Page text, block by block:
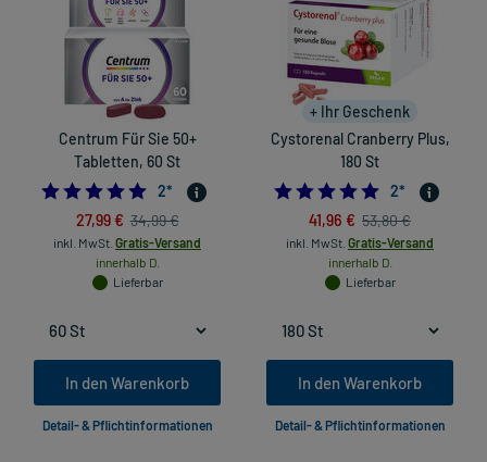
Centrum Für Sie 50+
Tabletten, 60 St
5.0
2*
27,99 € 34,99 €
inkl. MwSt. Gratis-Versand
innerhalb D.
Lieferbar
In den Warenkorb
Detail- & Pflichtinformationen
+ Ihr Geschenk
Cystorenal Cranberry Plus,
180 St
5.0
2*
41,96 € 53,80 €
inkl. MwSt. Gratis-Versand
innerhalb D.
Lieferbar
In den Warenkorb
Detail- & Pflichtinformationen